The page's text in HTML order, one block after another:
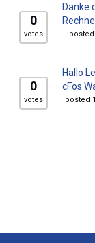
0
votes
Danke
0
votes
Hallo
cFos
posted